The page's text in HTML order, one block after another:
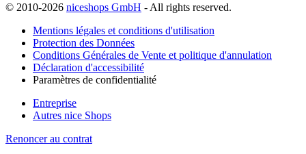
© 2010-2026 niceshops GmbH - All rights reserved.
Mentions légales et conditions d'utilisation
Protection des Données
Conditions Générales de Vente et politique d'annulation
Déclaration d'accessibilité
Paramètres de confidentialité
Entreprise
Autres nice Shops
Renoncer au contrat